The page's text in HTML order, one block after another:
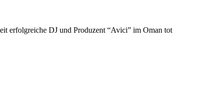
erfolgreiche DJ und Produzent “Avici” im Oman tot